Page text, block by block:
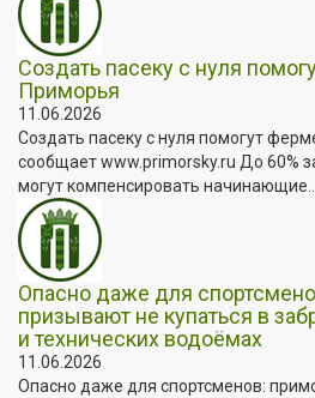
Создать пасеку с нуля
Приморья
11.06.2026
Создать пасеку с нуля помогут
сообщает www.primorsky.ru До 60%
могут компенсировать начинающие...
Опасно даже для
призывают не купаться в
и технических водоёмах
11.06.2026
Опасно даже для спортсменов: